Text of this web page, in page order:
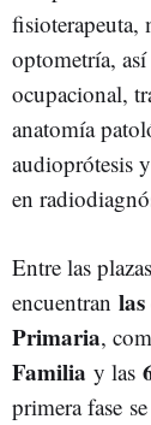
fisioterapeuta,
optometría,
ocupacional,
anatomía
audioprótesis
en
Entre las
encuentran
Primaria,
Familia y las
primera fase